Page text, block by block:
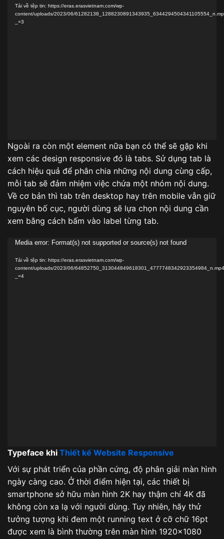
Video
Tải về tệp tin: https://eras.erasvietnam.com/wp-
content/uploads/2023/06/
_=3
Ngoài ra còn một element nữa bạn có thể sẽ gặp khi
xem các design responsive đó là tabs. Sử dụng tab là
cách hiệu quả để phân chia những nội dung cùng cấp,
mỗi tab sẽ đảm nhiệm việc chứa một nhóm nội dung.
Về cơ bản thì tab trên desktop hay trên mobile vẫn giữ
nguyên bố cục, người dùng sẽ lựa chọn nội dung cần
xem bằng cách bấm vào label từng tab.
Trình
chơi
Video
Media error: Format(s) not supported or source(s) not found
Tải về tệp tin: https://eras.erasvietnam.com/wp-
content/uploads/2023/06/
_=4
Typeface khi Thiết kế Website Responsive
Với sự phát triển của phần cứng, độ phân giải màn hình
ngày càng cao. Ở thời điểm hiện tại, các thiết bị
smartphone sở hữu màn hình 2K hay thậm chí 4K đã
không còn xa lạ với người dùng. Tuy nhiên, hãy thử
tưởng tượng khi đem một running text ở cỡ chữ 16pt
được xem là bình thường trên màn hình 1920×1080